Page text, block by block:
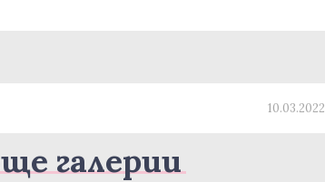
10.03.2022
галерии